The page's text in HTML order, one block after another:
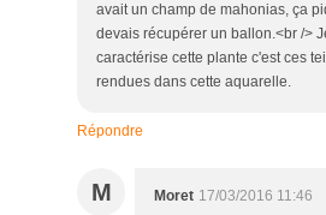
avait un champ de mahonias, ça
devais récupérer un ballon.<br />
caractérise cette plante c'est ces
rendues dans cette aquarelle.
Répondre
M Moret 17/03/2016 11:46